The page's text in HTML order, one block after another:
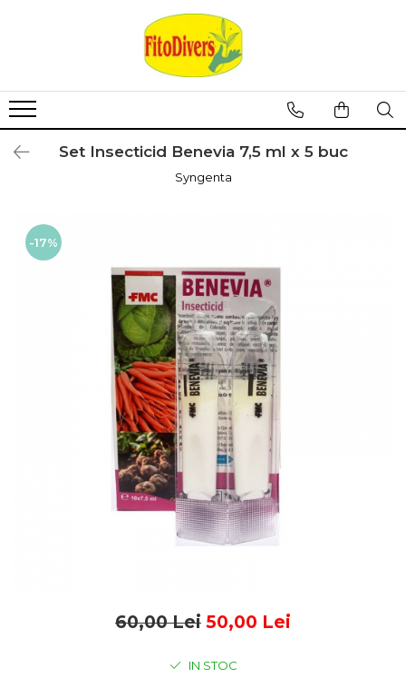
Set Insecticid Benevia 7,5 ml x 5 buc
Syngenta
-17%
60,00 Lei 50,00 Lei
IN STOC